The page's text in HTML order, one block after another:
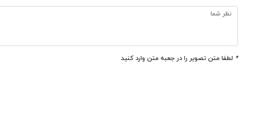
* لطفا متن تصویر را در جعبه متن وارد کنید